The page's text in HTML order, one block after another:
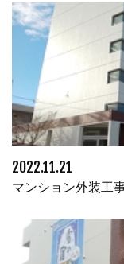
2022.11.21
マンション外装工